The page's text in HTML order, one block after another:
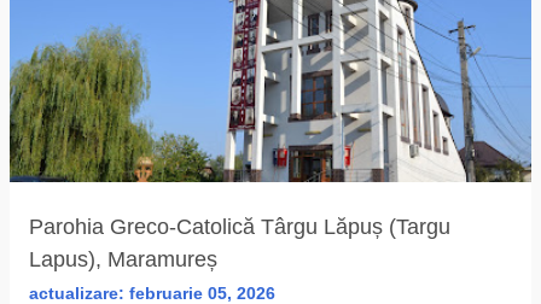
Parohia Greco-Catolică Târgu Lăpuș (Targu
Lapus), Maramureș
actualizare: februarie 05, 2026